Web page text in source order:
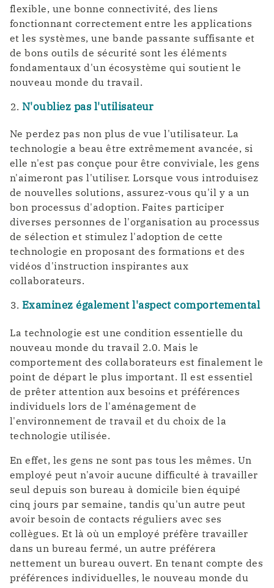
flexible, une bonne connectivité, des liens
fonctionnant correctement entre les applications
et les systèmes, une bande passante suffisante et
de bons outils de sécurité sont les éléments
fondamentaux d'un écosystème qui soutient le
nouveau monde du travail.
N'oubliez pas l'utilisateur
Ne perdez pas non plus de vue l'utilisateur. La
technologie a beau être extrêmement avancée, si
elle n'est pas conçue pour être conviviale, les gens
n'aimeront pas l'utiliser. Lorsque vous introduisez
de nouvelles solutions, assurez-vous qu'il y a un
bon processus d'adoption. Faites participer
diverses personnes de l'organisation au processus
de sélection et stimulez l'adoption de cette
technologie en proposant des formations et des
vidéos d'instruction inspirantes aux
collaborateurs.
Examinez également l'aspect comportemental
La technologie est une condition essentielle du
nouveau monde du travail 2.0. Mais le
comportement des collaborateurs est finalement le
point de départ le plus important. Il est essentiel
de prêter attention aux besoins et préférences
individuels lors de l'aménagement de
l'environnement de travail et du choix de la
technologie utilisée.
En effet, les gens ne sont pas tous les mêmes. Un
employé peut n'avoir aucune difficulté à travailler
seul depuis son bureau à domicile bien équipé
cinq jours par semaine, tandis qu'un autre peut
avoir besoin de contacts réguliers avec ses
collègues. Et là où un employé préfère travailler
dans un bureau fermé, un autre préférera
nettement un bureau ouvert. En tenant compte des
préférences individuelles, le nouveau monde du